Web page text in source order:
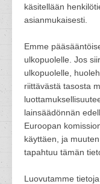
käsitellään
asianmukaisesti.
Emme
ulkopuolelle. Jos
ulkopuolelle,
riittävästä tasosta
lainsäädönnän
Euroopan
käyttäen, ja
tapahtuu tämän
Luovutamme